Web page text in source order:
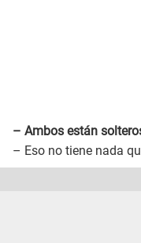
– Ambos están
– Eso no tiene nada